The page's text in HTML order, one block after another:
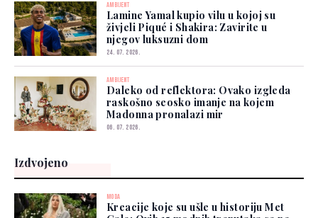
AMBIJENT
Lamine Yamal kupio vilu u kojoj su
živjeli Piqué i Shakira: Zavirite u
njegov luksuzni dom
24. 07. 2026.
AMBIJENT
Daleko od reflektora: Ovako izgleda
raskošno seosko imanje na kojem
Madonna pronalazi mir
06. 07. 2026.
Izdvojeno
MODA
Kreacije koje su ušle u historiju Met